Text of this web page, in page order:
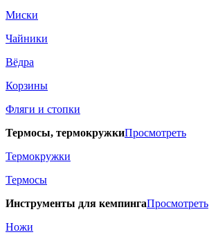
Миски
Чайники
Вёдра
Корзины
Фляги и стопки
Термосы, термокружкиПросмотреть
Термокружки
Термосы
Инструменты для кемпингаПросмотреть
Ножи